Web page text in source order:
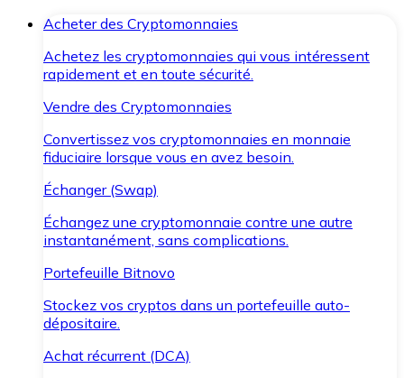
Acheter des Cryptomonnaies
Achetez les cryptomonnaies qui vous intéressent
rapidement et en toute sécurité.
Vendre des Cryptomonnaies
Convertissez vos cryptomonnaies en monnaie
fiduciaire lorsque vous en avez besoin.
Échanger (Swap)
Échangez une cryptomonnaie contre une autre
instantanément, sans complications.
Portefeuille Bitnovo
Stockez vos cryptos dans un portefeuille auto-
dépositaire.
Achat récurrent (DCA)